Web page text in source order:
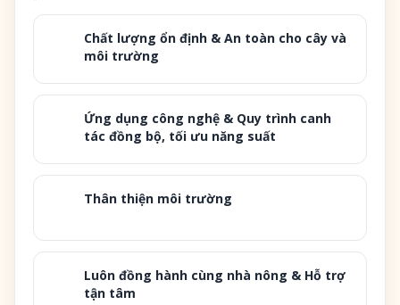
Chất lượng ổn định & An toàn cho cây và
môi trường
Ứng dụng công nghệ & Quy trình canh
tác đồng bộ, tối ưu năng suất
Thân thiện môi trường
Luôn đồng hành cùng nhà nông & Hỗ trợ
tận tâm